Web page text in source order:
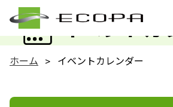
イベントカ
EVENT
ホーム イベントカレンダー